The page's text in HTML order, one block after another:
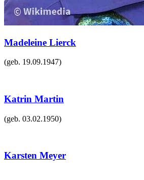
Madeleine Lierck
(geb. 19.09.1947)
Katrin Martin
(geb. 03.02.1950)
Karsten Meyer